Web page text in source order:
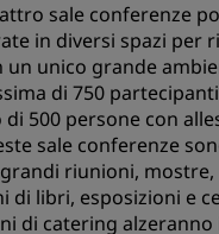
sale conferenze
in diversi spazi per
un unico grande
di 750
500 persone con
sale conferenze
riunioni, mostre,
di libri, esposizioni e
di catering alzeranno